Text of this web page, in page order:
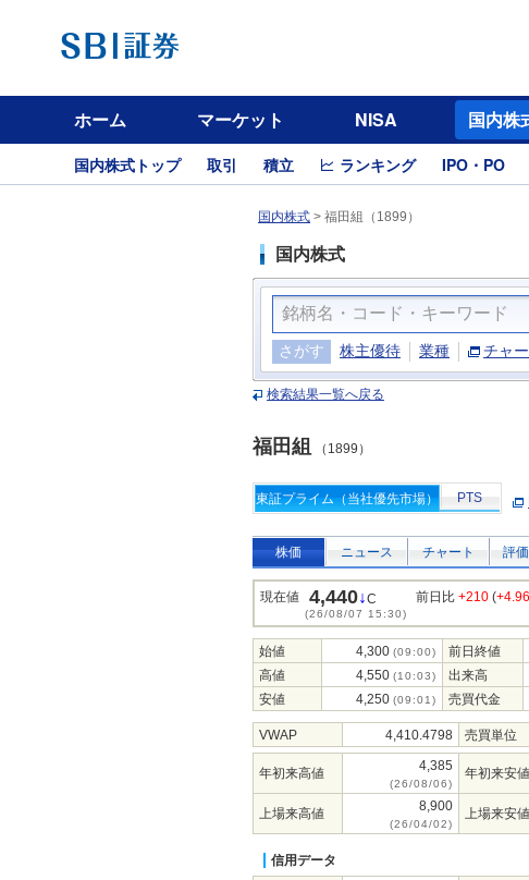
ホーム マーケット NISA 国内株
国内株式トップ 取引 積立 ランキング IPO・PO
国内株式 > 福田組（1899）
国内株式
さがす 株主優待 業種 チャ
検索結果一覧へ戻る
福田組 （1899）
東証プライム（当社優先市場） PTS
株価 ニュース チャート 評
現在値 4,440↓C
(26/08/07 15:30)
前日比 +210 (
始値 4,300 (09:00) 前日終値
高値 4,550 (10:03) 出来高
安値 4,250 (09:01) 売買代金
VWAP 4,410.4798 売買単位
年初来高値 4,385
(26/08/06)
年初来安値
上場来高値 8,900
(26/04/02)
上場来安値
信用データ